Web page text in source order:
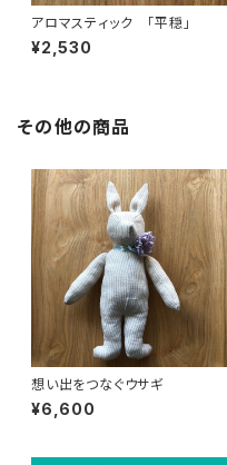
アロマスティック 「平穏」
¥2,530
その他の商品
想い出をつなぐウサギ
¥6,600